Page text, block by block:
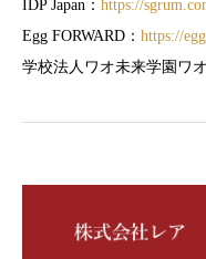
IDP Japan： https://
Egg FORWARD： https://
学校法人ワオ未来学園ワ